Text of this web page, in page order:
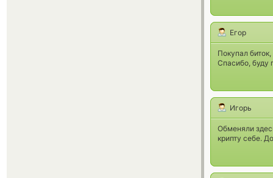
Егор
Покупал
Спасибо, буду
Игорь
Обменяли
крипту себе.